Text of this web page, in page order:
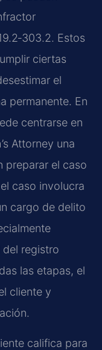
Estos
ciertas
el
permanente. En
centrarse en
Attorney una
preparar el caso
caso involucra
cargo de delito
registro
las etapas, el
cliente y
califica para